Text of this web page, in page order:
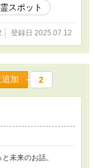
スポット
登録日 2025.07.12
加 2
未来のお話。